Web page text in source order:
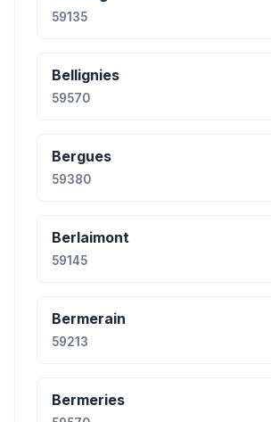
59135
Bellignies
59570
Bergues
59380
Berlaimont
59145
Bermerain
59213
Bermeries